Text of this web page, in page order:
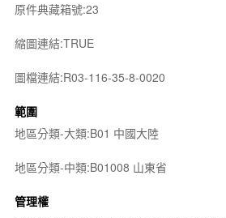
原件典藏箱號:23
縮圖連結:TRUE
圖檔連結:R03-116-35-8-0020
範圍
地區分類-大類:B01 中國大陸
地區分類-中類:B01008 山東省
管理權